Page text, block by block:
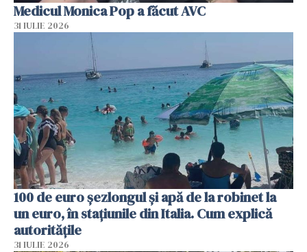
Medicul Monica Pop a făcut AVC
31 IULIE 2026
100 de euro șezlongul și apă de la robinet la
un euro, în stațiunile din Italia. Cum explică
autoritățile
31 IULIE 2026